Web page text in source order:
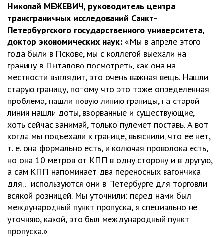
Николай МЕЖЕВИЧ, руководитель центра
трансграничных исследований Санкт-
Петербургского государственного университета,
доктор экономических наук: «Мы в апреле этого
года были в Пскове, мы с коллегой выехали на
границу в Пыталово посмотреть, как она на
местности выглядит, это очень важная вещь. Нашли
старую границу, потому что это тоже определенная
проблема, нашли новую линию границы, на старой
линии нашли доты, взорванные и существующие,
хоть сейчас занимай, только пулемет поставь. А вот
когда мы подъехали к границе, выяснили, что ее нет,
т. е. она формально есть, и колючая проволока есть,
но она 10 метров от КПП в одну сторону и в другую,
а сам КПП напоминает два переносных вагончика
для… используются они в Петербурге для торговли
всякой розницей. Мы уточнили: перед нами был
международный пункт пропуска, я специально не
уточняю, какой, это был международный пункт
пропуска.»